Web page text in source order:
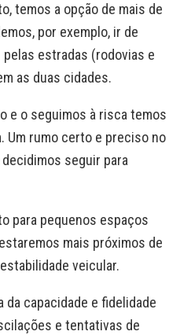
temos a opção de mais de
por exemplo, ir de
estradas (rodovias e
as duas cidades.
e o seguimos à risca temos
Um rumo certo e preciso no
seguir para
para pequenos espaços
mais próximos de
veicular.
capacidade e fidelidade
e tentativas de